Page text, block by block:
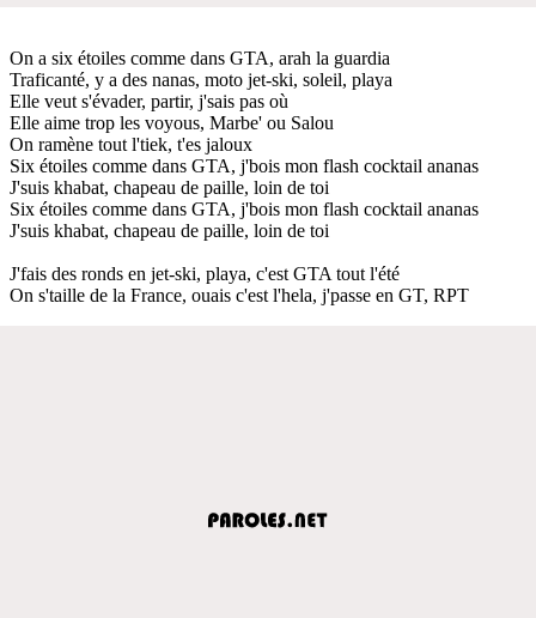
On a six étoiles comme dans GTA, arah la guardia
Traficanté, y a des nanas, moto jet-ski, soleil, playa
Elle veut s'évader, partir, j'sais pas où
Elle aime trop les voyous, Marbe' ou Salou
On ramène tout l'tiek, t'es jaloux
Six étoiles comme dans GTA, j'bois mon flash cocktail ananas
J'suis khabat, chapeau de paille, loin de toi
Six étoiles comme dans GTA, j'bois mon flash cocktail ananas
J'suis khabat, chapeau de paille, loin de toi
J'fais des ronds en jet-ski, playa, c'est GTA tout l'été
On s'taille de la France, ouais c'est l'hela, j'passe en GT, RPT